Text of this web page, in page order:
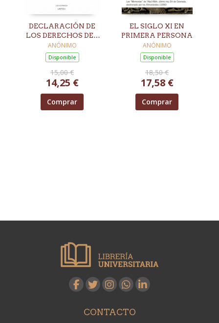
DECLARACIÓN DE
LOS DERECHOS DEL
HOMBRE Y DEL
CIUDADANO
ANÓNIMO
Disponible
15,00 €
14,25 €
Comprar
EL SIGLO XI EN
PRIMERA PERSONA
ANÓNIMO
Disponible
18,50 €
17,58 €
Comprar
CONTACTO